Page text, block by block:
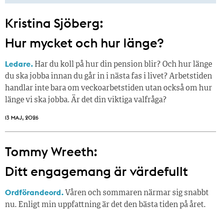
Kristina Sjöberg:
Hur mycket och hur länge?
Ledare. Har du koll på hur din pension blir? Och hur länge
du ska jobba innan du går in i nästa fas i livet? Arbetstiden
handlar inte bara om veckoarbetstiden utan också om hur
länge vi ska jobba. Är det din viktiga valfråga?
13 MAJ, 2026
Tommy Wreeth:
Ditt engagemang är värdefullt
Ordförandeord. Våren och sommaren närmar sig snabbt
nu. Enligt min uppfattning är det den bästa tiden på året.